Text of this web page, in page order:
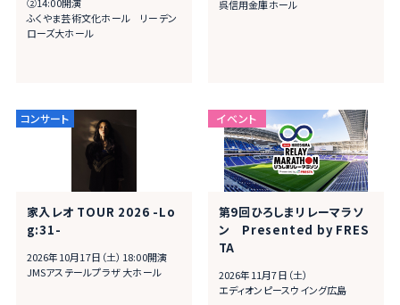
ふくやま芸術文化ホール リーデン
ローズ大ホール
呉信用金庫ホール
家入レオ TOUR 2026 -Lo
g:31-
2026年10月17日（土）18:00開演
JMSアステールプラザ 大ホール
第9回ひろしまリレーマラソ
ン Presented by FRES
TA
2026年11月7日（土）
エディオンピースウイング広島